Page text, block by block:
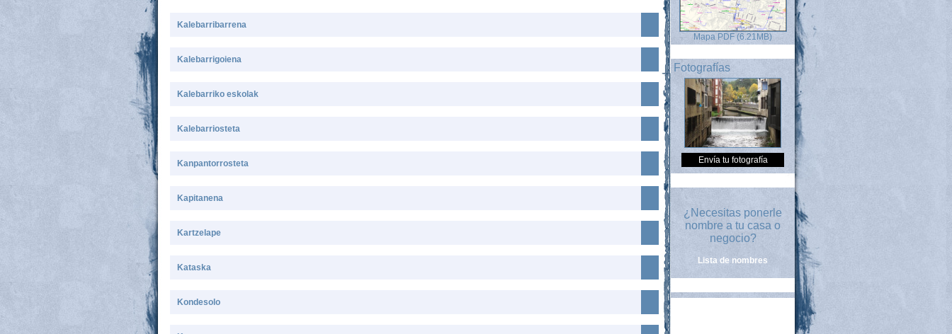
Kalebarribarrena
Kalebarrigoiena
Kalebarriko eskolak
Kalebarriosteta
Kanpantorrosteta
Kapitanena
Kartzelape
Kataska
Kondesolo
Mapa PDF (6.21MB)
Fotografías
Envía tu fotografía
¿Necesitas ponerle
nombre a tu casa o
negocio?
Lista de nombres